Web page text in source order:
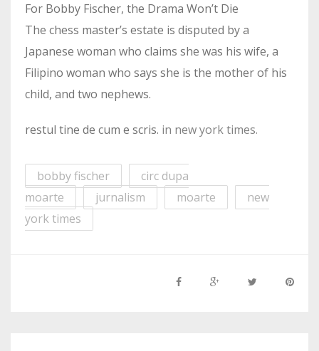
For Bobby Fischer, the Drama Won’t Die
The chess master’s estate is disputed by a
Japanese woman who claims she was his wife, a
Filipino woman who says she is the mother of his
child, and two nephews.
restul tine de cum e scris. in new york times.
bobby fischer
circ dupa
moarte
jurnalism moarte
new
york times